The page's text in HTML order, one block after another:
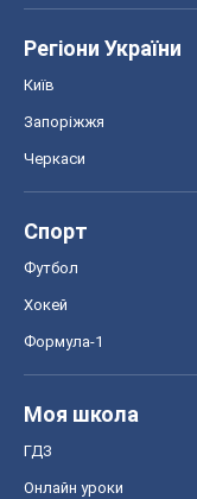
Регіони України
Київ
Запоріжжя
Черкаси
Спорт
Футбол
Хокей
Формула-1
Моя школа
ГДЗ
Онлайн уроки